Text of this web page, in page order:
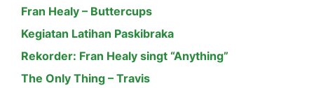
Fran Healy – Buttercups
Kegiatan Latihan Paskibraka
Rekorder: Fran Healy singt “Anything”
The Only Thing – Travis